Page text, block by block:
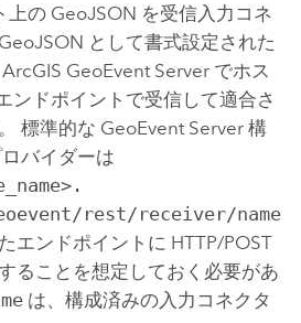
上の GeoJSON を受信入力コネ
として書式設定された
ArcGIS GeoEvent Serverでホス
ンドポイントで受信して適合さ
標準的な GeoEvent Server構
バイダーは
rest/receiver/name
エンドポイントに HTTP/POST
ることを想定しておく必要があ
は、構成済みの入力コネクタ